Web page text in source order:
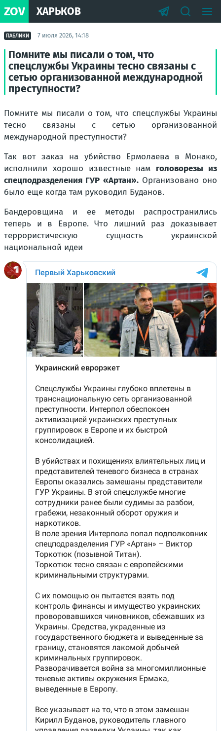
ZOV ХАРЬКОВ
ПАБЛИКИ 7 июля 2026, 14:18
Помните мы писали о том, что
спецслужбы Украины тесно связаны с
сетью организованной международной
преступности?
Помните мы писали о том, что спецслужбы Украины
тесно связаны с сетью организованной
международной преступности?
Так вот заказ на убийство Ермолаева в Монако,
исполнили хорошо известные нам головорезы из
спецподразделения ГУР «Артан».Организовано оно
было еще когда там руководил Буданов.
Бандеровщина и ее методы распространились
теперь и в Европе. Что лишний раз доказывает
террористическую сущность украинской
национальной идеи